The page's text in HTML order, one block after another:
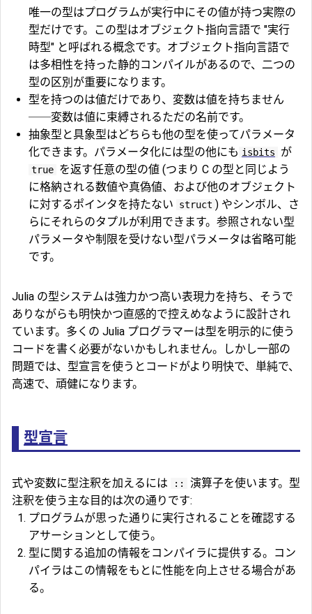
唯一の型はプログラムが実行中にその値が持つ実際の
型だけです。この型はオブジェクト指向言語で "実行
時型" と呼ばれる概念です。オブジェクト指向言語で
は多相性を持った静的コンパイルがあるので、二つの
型の区別が重要になります。
型を持つのは値だけであり、変数は値を持ちません
──変数は値に束縛されるただの名前です。
抽象型と具象型はどちらも他の型を使ってパラメータ
化できます。パラメータ化には型の他にも isbits が
true を返す任意の型の値 (つまり C の型と同じよう
に格納される数値や真偽値、および他のオブジェクト
に対するポインタを持たない
struct ) やシンボル、さ
らにそれらのタプルが利用できます。参照されない型
パラメータや制限を受けない型パラメータは省略可能
です。
Julia の型システムは強力かつ高い表現力を持ち、そうで
ありながらも明快かつ直感的で控えめなように設計され
ています。多くの Julia プログラマーは型を明示的に使う
コードを書く必要がないかもしれません。しかし一部の
問題では、型宣言を使うとコードがより明快で、単純で、
高速で、頑健になります。
型宣言
式や変数に型注釈を加えるには ::
演算子を使います。型
注釈を使う主な目的は次の通りです:
プログラムが思った通りに実行されることを確認する
アサーションとして使う。
型に関する追加の情報をコンパイラに提供する。コン
パイラはこの情報をもとに性能を向上させる場合があ
る。